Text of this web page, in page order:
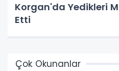
Korgan'da Yedikleri
Etti
Çok Okunanlar